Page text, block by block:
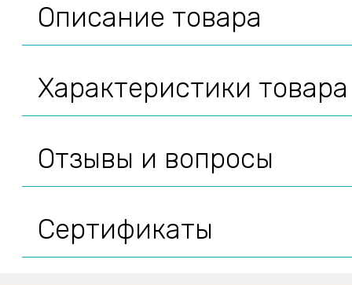
Описание товара
Характеристики товара
Отзывы и вопросы
Сертификаты